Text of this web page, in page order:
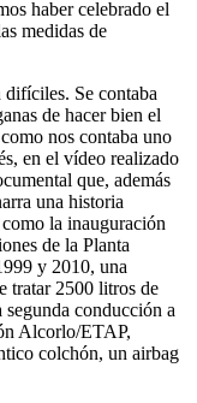
haber celebrado el
medidas de
Se contaba
de hacer bien el
nos contaba uno
en el vídeo realizado
que, además
una historia
la inauguración
de la Planta
y 2010, una
tratar 2500 litros de
segunda conducción a
Alcorlo/ETAP,
colchón, un airbag